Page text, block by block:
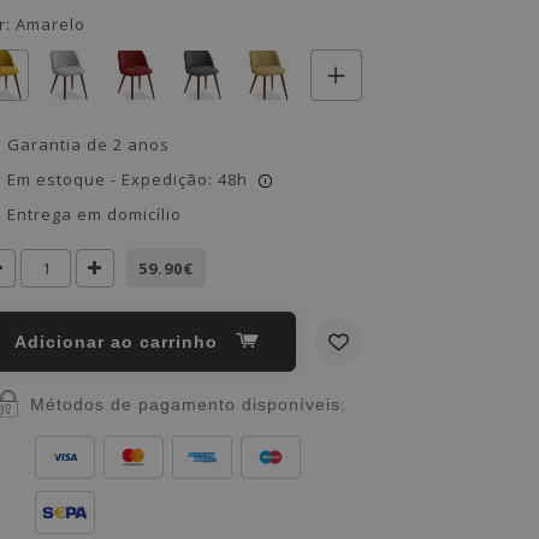
Amarelo
Garantia de 2 anos
Em estoque - Expedição: 48h
i
Entrega em domicílio
59.90€
Adicionar ao carrinho
Métodos de pagamento disponíveis: